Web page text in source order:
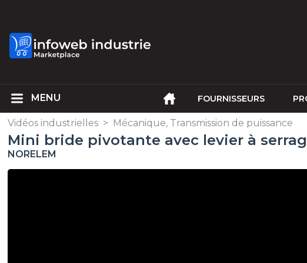
FOURNISSEURS
Vidéos industrielles > Mécanique, Transmission de puissance
Mini bride pivotante avec levier à
NORELEM